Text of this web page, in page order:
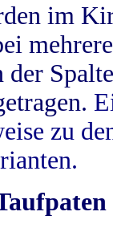
im
zu